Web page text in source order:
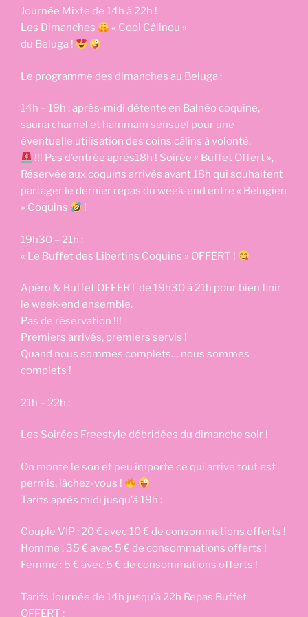
Journée Mixte de 14h à 22h !
Les Dimanches
« Cool Câlinou »
du Beluga !
Le programme des dimanches au Beluga :
14h – 19h : après-midi détente en Balnéo coquine,
sauna charnel et hammam sensuel pour une
éventuelle utilisation des coins câlins à volonté.
!!! Pas d’entrée après18h ! Soirée « Buffet Offert »,
Réservée aux coquins arrivés avant 18h qui souhaitent
partager le dernier repas du week-end entre « Belugien
» Coquins
!
19h30 – 21h :
« Le Buffet des Libertins Coquins » OFFERT !
Apéro & Buffet OFFERT de 19h30 à 21h pour bien finir
le week-end ensemble.
Pas de réservation !!!
Premiers arrivés, premiers servis !
Quand nous sommes complets… nous sommes
complets !
21h – 22h :
Les Soirées Freestyle débridées du dimanche soir !
On monte le son et peu importe ce qui arrive tout est
permis, lâchez-vous !
Tarifs après midi jusqu’à 19h :
Couple VIP : 20 € avec 10 € de consommations offerts !
Homme : 35 € avec 5 € de consommations offerts !
Femme : 5 € avec 5 € de consommations offerts !
Tarifs Journée de 14h jusqu’à 22h Repas Buffet
OFFERT :